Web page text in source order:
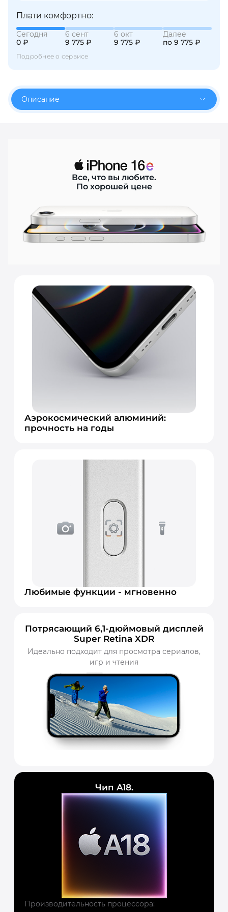
Плати комфортно:
Сегодня
0 ₽
6 сент
9 775 ₽
6 окт
9 775 ₽
Далее
по 9 775 ₽
Подробнее о сервисе
Описание
Все, что вы любите.
По хорошей цене
Аэрокосмический алюминий:
прочность на годы
Любимые функции - мгновенно
Потрясающий 6,1-дюймовый дисплей
Super Retina XDR
Идеально подходит для просмотра сериалов,
игр и чтения
Чип A18.
Производительность процессора: